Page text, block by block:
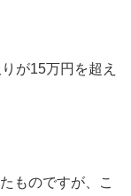
が15万円を超え
ものですが、こ